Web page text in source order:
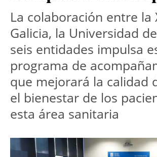
La colaboración entre la
Galicia, la Universidad
seis entidades impulsa
programa de
que mejorará la calidad
el bienestar de los